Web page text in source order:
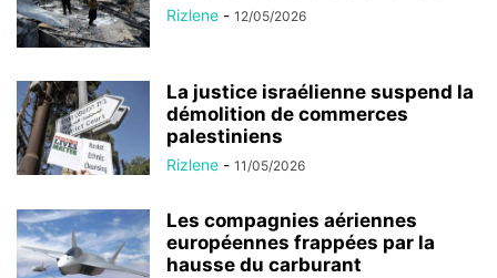
Rizlene - 12/05/2026
La justice israélienne suspend la
démolition de commerces
palestiniens
Rizlene - 11/05/2026
Les compagnies aériennes
européennes frappées par la
hausse du carburant